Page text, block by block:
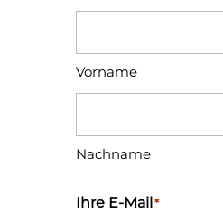
Vorname
Nachname
Ihre E-Mail *